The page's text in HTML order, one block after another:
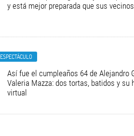
y está mejor preparada que sus
ESPECTÁCULO
Así fue el cumpleaños 64 de Alejandro
Valeria Mazza: dos tortas, batidos y su
virtual